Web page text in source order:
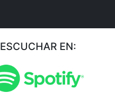
ESCUCHAR EN: